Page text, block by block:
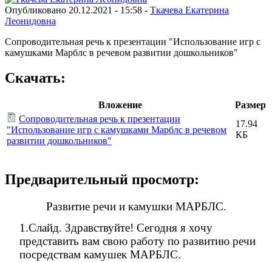
Опубликовано 20.12.2021 - 15:58 - Ткачева Екатерина
Леонидовна
Сопроводительная речь к презентации "Использование игр с
камушками Марблс в речевом развитии дошкольников"
Скачать:
Вложение
Размер
Сопроводительная речь к презентации
"Использование игр с камушками Марблс в речевом
развитии дошкольников"
17.94
КБ
Предварительный просмотр:
Развитие речи и камушки МАРБЛС.
1.Слайд. Здравствуйте! Сегодня я хочу
представить вам свою работу по развитию речи
посредствам камушек МАРБЛС.